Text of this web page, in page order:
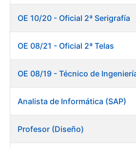
Show/Hide
OE 10/20 - Oficial 2ª Serigrafía
OE 08/21 - Oficial 2ª Telas
Analista de Informática (SAP)
Profesor (Diseño)